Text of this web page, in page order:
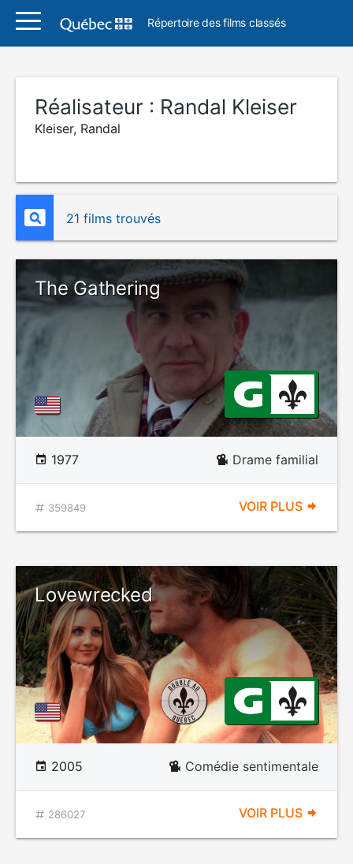
Répertoire des films classés
Réalisateur : Randal Kleiser
Kleiser, Randal
21 films trouvés
The Gathering
1977 Drame familial
359849 VOIR PLUS
Lovewrecked
2005 Comédie sentimentale
286027 VOIR PLUS